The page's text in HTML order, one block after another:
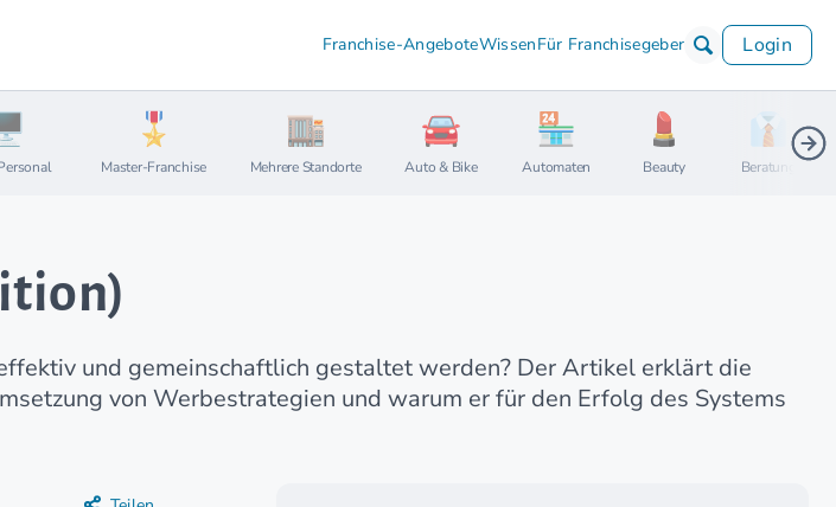
Franchise-AngeboteWissenFür Franchisegeber Login
Master-Franchise Mehrere Standorte Auto & Bike Automaten Beauty Beratung
und gemeinschaftlich gestaltet werden? Der Artikel erklärt die
von Werbestrategien und warum er für den Erfolg des Systems